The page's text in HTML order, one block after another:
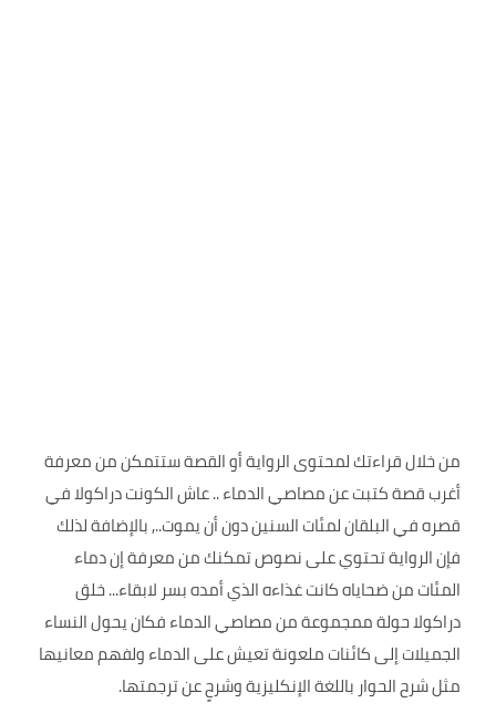
من خلال قراءتك لمحتوى الرواية أو القصة ستتمكن من معرفة
أغرب قصة كتبت عن مصاصي الدماء .. عاش الكونت دراكولا في
قصره في البلقان لمئات السنين دون أن يموت.., بالإضافة لذلك
فإن الرواية تحتوي على نصوص تمكنك من معرفة إن دماء
المئات من ضحاياه كانت غذاءه الذي أمده بسر لابقاء... خلق
دراكولا حولة ممجموعة من مصاصي الدماء فكان يحول النساء
الجميلات إلى كائنات ملعونة تعيش على الدماء ولفهم معانيها
مثل شرح الحوار باللغة الإنكليزية وشرحٍ عن ترجمتها.